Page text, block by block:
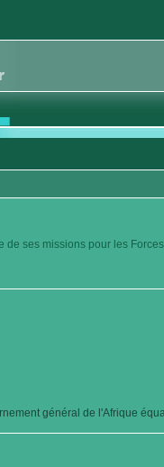
ses missions pour les
général de l'Afrique